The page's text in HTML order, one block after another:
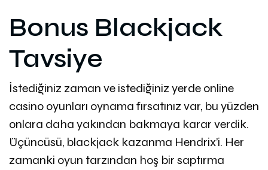
Bonus Blackjack
Tavsiye
İstediğiniz zaman ve istediğiniz yerde online
casino oyunları oynama fırsatınız var, bu yüzden
onlara daha yakından bakmaya karar verdik.
Üçüncüsü, blackjack kazanma Hendrix’i. Her
zamanki oyun tarzından hoş bir saptırma